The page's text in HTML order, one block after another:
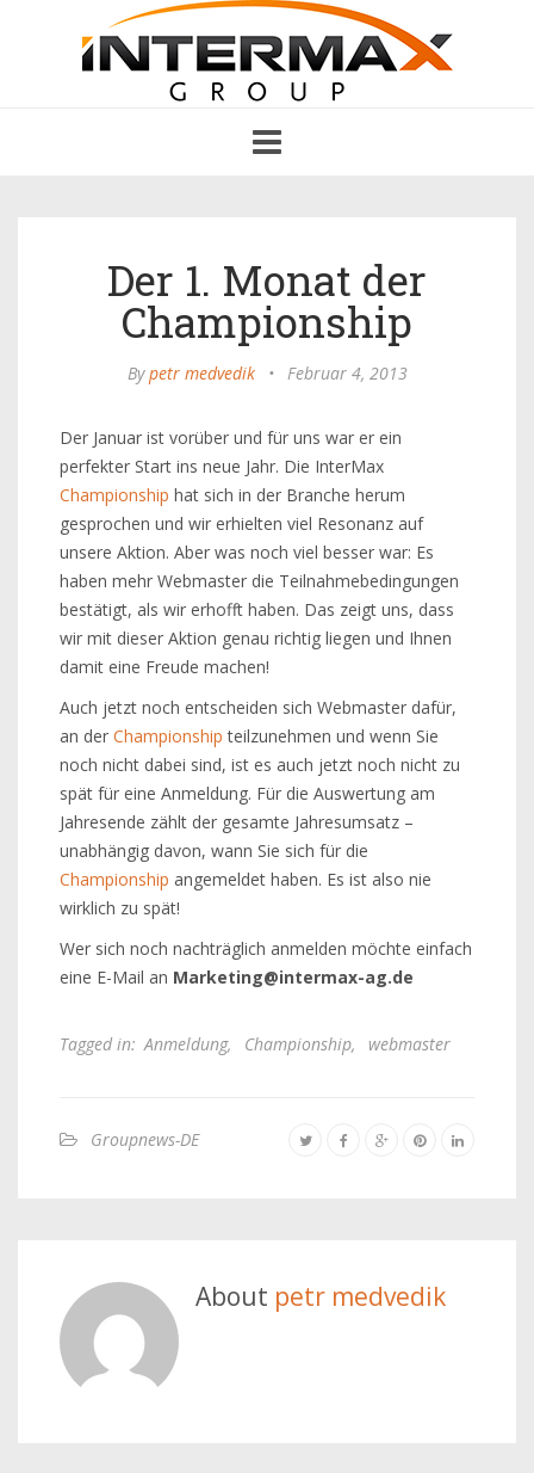
navigation
Der 1. Monat der
Championship
Bypetr medvedik • Februar 4, 2013
Der Januar ist vorüber und für uns war er ein
perfekter Start ins neue Jahr. Die InterMax
Championship hat sich in der Branche herum
gesprochen und wir erhielten viel Resonanz auf
unsere Aktion. Aber was noch viel besser war: Es
haben mehr Webmaster die Teilnahmebedingungen
bestätigt, als wir erhofft haben. Das zeigt uns, dass
wir mit dieser Aktion genau richtig liegen und Ihnen
damit eine Freude machen!
Auch jetzt noch entscheiden sich Webmaster dafür,
an der Championship teilzunehmen und wenn Sie
noch nicht dabei sind, ist es auch jetzt noch nicht zu
spät für eine Anmeldung. Für die Auswertung am
Jahresende zählt der gesamte Jahresumsatz –
unabhängig davon, wann Sie sich für die
Championship angemeldet haben. Es ist also nie
wirklich zu spät!
Wer sich noch nachträglich anmelden möchte einfach
eine E-Mail an Marketing@intermax-ag.de
Tagged in: Anmeldung, Championship, webmaster
Groupnews-DE
About petr medvedik